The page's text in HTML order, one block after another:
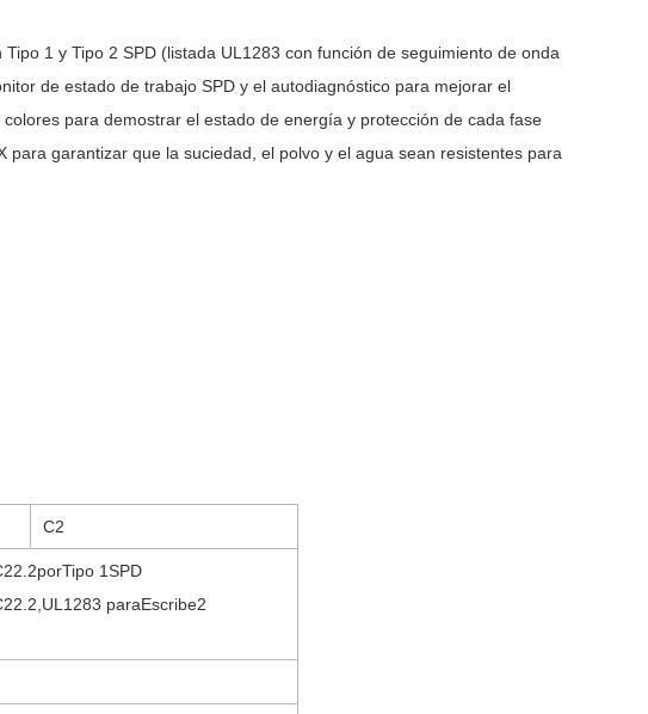
1 y Tipo 2 SPD (listada UL1283 con función de seguimiento de onda
de estado de trabajo SPD y el autodiagnóstico para mejorar el
para demostrar el estado de energía y protección de cada fase
garantizar que la suciedad, el polvo y el agua sean resistentes para
C2
porTipo 1SPD
,UL1283 paraEscribe2